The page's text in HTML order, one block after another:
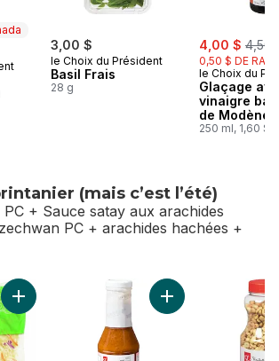
3,00 $
le Choix du Président
Basil Frais
28 g
sale:
4,00 $ ,
4,50
0,50 $ DE
le Choix du
Glaçage
vinaigre
de Modène
250 ml, 1,60 $/
(mais c’est l’été)
+ Sauce satay aux arachides
PC + arachides hachées +
printanier (mais c’est l’été)
Ajouter Salade de chou au panierAjouter Sauce